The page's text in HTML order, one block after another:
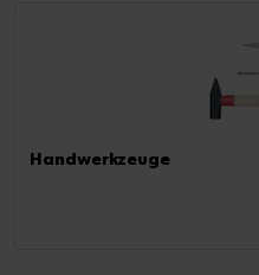
Handwerkzeuge